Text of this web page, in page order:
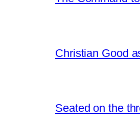
Christian Good
Seated on the